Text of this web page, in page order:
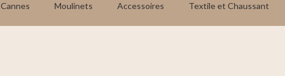
Cannes Moulinets Accessoires Textile et Chaussant